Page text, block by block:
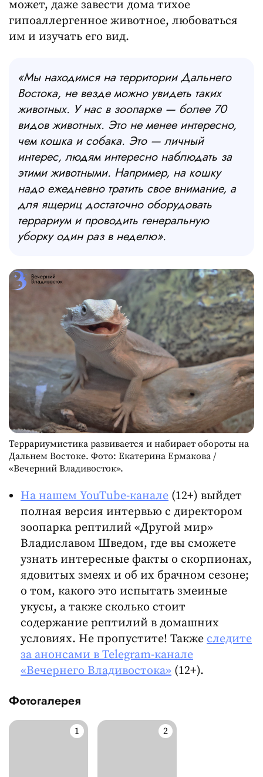
может, даже завести дома тихое
гипоаллергенное животное, любоваться
им и изучать его вид.
«Мы находимся на территории Дальнего
Востока, не везде можно увидеть таких
животных. У нас в зоопарке — более 70
видов животных. Это не менее интересно,
чем кошка и собака. Это — личный
интерес, людям интересно наблюдать за
этими животными. Например, на кошку
надо ежедневно тратить свое внимание, а
для ящериц достаточно оборудовать
террариум и проводить генеральную
уборку один раз в неделю».
Террариумистика развивается и набирает обороты на
Дальнем Востоке. Фото: Екатерина Ермакова /
«Вечерний Владивосток».
На нашем YouTube-канале (12+) выйдет
полная версия интервью с директором
зоопарка рептилий «Другой мир»
Владиславом Шведом, где вы сможете
узнать интересные факты о скорпионах,
ядовитых змеях и об их брачном сезоне;
о том, какого это испытать змеиные
укусы, а также сколько стоит
содержание рептилий в домашних
условиях. Не пропустите! Также следите
за анонсами в Telegram-канале
«Вечернего Владивостока» (12+).
Фотогалерея